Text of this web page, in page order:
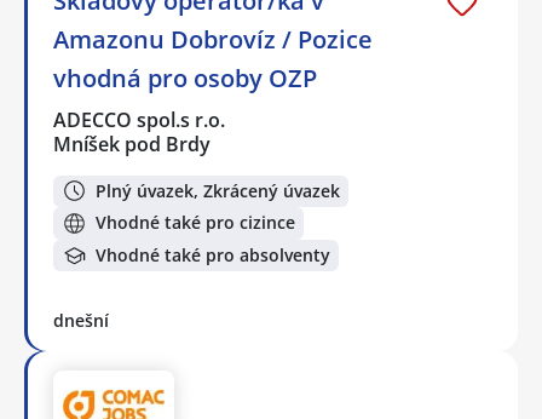
Amazonu Dobrovíz / Pozice
vhodná pro osoby OZP
ADECCO spol.s r.o.
Mníšek pod Brdy
Plný úvazek, Zkrácený úvazek
Vhodné také pro cizince
Vhodné také pro absolventy
dnešní